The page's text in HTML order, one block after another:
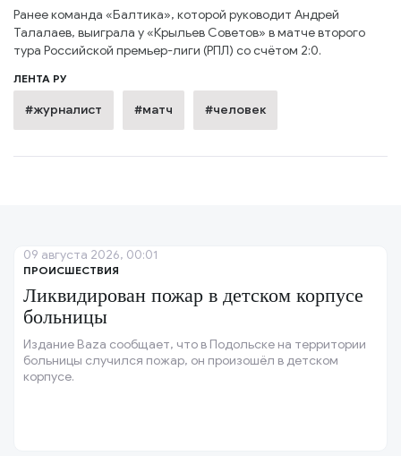
Ранее команда «Балтика», которой руководит Андрей
Талалаев, выиграла у «Крыльев Советов» в матче второго
тура Российской премьер-лиги (РПЛ) со счётом 2:0.
ЛЕНТА РУ
#журналист #матч #человек
ПРОИСШЕСТВИЯ
Ликвидирован пожар в детском корпусе
больницы
Издание Baza сообщает, что в Подольске на территории
больницы случился пожар, он произошёл в детском
корпусе.
09 августа 2026, 00:01